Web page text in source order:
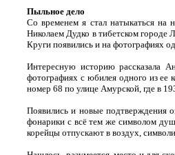
Пыльное дело
Со временем я стал натыкаться на
Николаем Дудко в тибетском городе
Круги появились и на фотографиях
Интересную историю рассказала
фотографиях с юбилея одного из ее
номер 68 по улице Амурской, где в
Появились и новые
фонарики с всё тем же символом
корейцы отпускают в воздух,